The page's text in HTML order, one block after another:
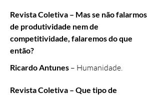
Revista Coletiva – Mas se não falarmos
de produtividade nem de
competitividade, falaremos do que
então?
Ricardo Antunes – Humanidade.
Revista Coletiva – Que tipo de